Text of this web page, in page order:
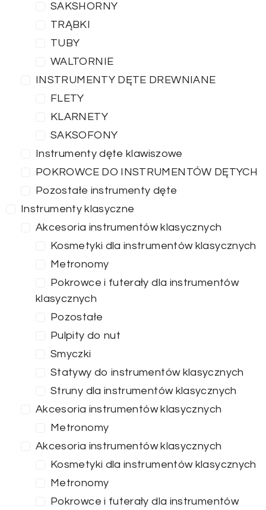
SAKSHORNY
TRĄBKI
TUBY
WALTORNIE
INSTRUMENTY DĘTE DREWNIANE
FLETY
KLARNETY
SAKSOFONY
Instrumenty dęte klawiszowe
POKROWCE DO INSTRUMENTÓW DĘTYCH
Pozostałe instrumenty dęte
Instrumenty klasyczne
Akcesoria instrumentów klasycznych
Kosmetyki dla instrumentów klasycznych
Metronomy
Pokrowce i futerały dla instrumentów
klasycznych
Pozostałe
Pulpity do nut
Smyczki
Statywy do instrumentów klasycznych
Struny dla instrumentów klasycznych
Akcesoria instrumentów klasycznych
Metronomy
Akcesoria instrumentów klasycznych
Kosmetyki dla instrumentów klasycznych
Metronomy
Pokrowce i futerały dla instrumentów